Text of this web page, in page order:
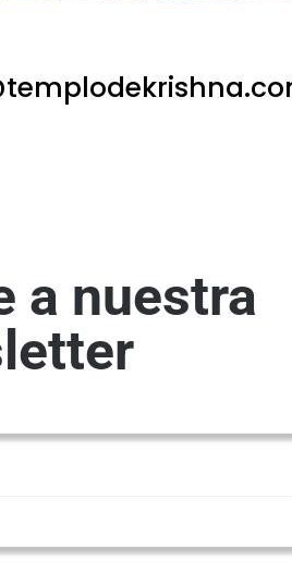
a nuestra